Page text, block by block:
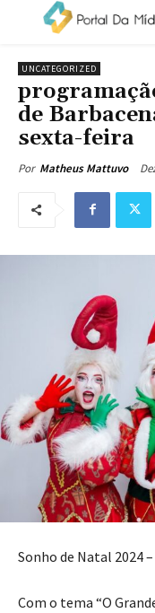
UNCATEGORIZED
de
sexta-feira
Por Matheus Mattuvo
Sonho de Natal 2024
Com o tema “O